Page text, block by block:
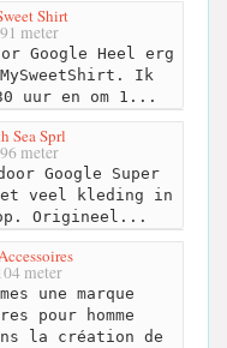
Shirt
meter
Google Heel erg
Ik
uur en om 1...
Sea Sprl
meter
Google Super
veel kleding in
Origineel...
meter
une marque
pour homme
la création de